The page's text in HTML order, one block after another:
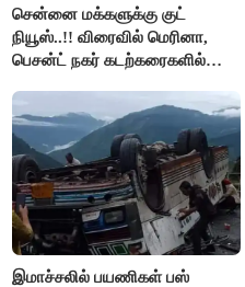
சென்னை மக்களுக்கு குட்
நியூஸ்..!! விரைவில் மெரினா,
பெசன்ட் நகர் கடற்கரைகளில்
இமாச்சலில் பயணிகள் பஸ்